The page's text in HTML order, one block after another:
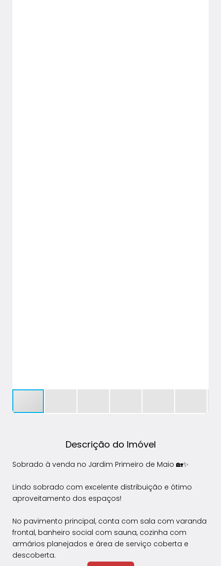
Descrição do Imóvel
Sobrado à venda no Jardim Primeiro de Maio 🏡✨
Lindo sobrado com excelente distribuição e ótimo
aproveitamento dos espaços!
No pavimento principal, conta com sala com varanda
frontal, banheiro social com sauna, cozinha com
armários planejados e área de serviço coberta e
descoberta.